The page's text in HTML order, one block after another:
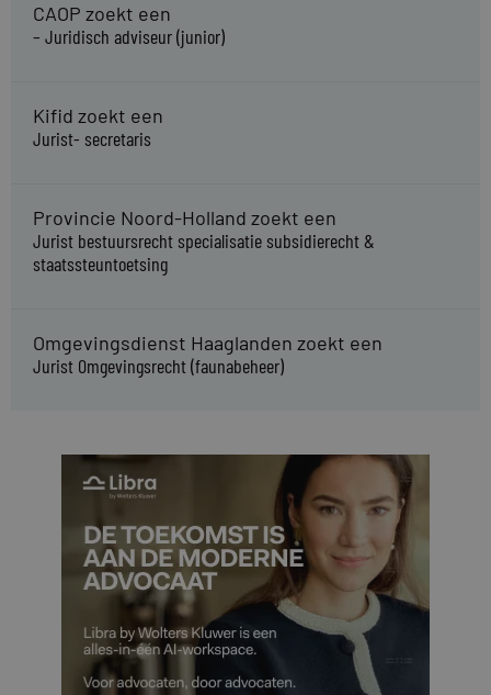
CAOP zoekt een
– Juridisch adviseur (junior)
Kifid zoekt een
Jurist- secretaris
Provincie Noord-Holland zoekt een
Jurist bestuursrecht specialisatie subsidierecht &
staatssteuntoetsing
Omgevingsdienst Haaglanden zoekt een
Jurist Omgevingsrecht (faunabeheer)